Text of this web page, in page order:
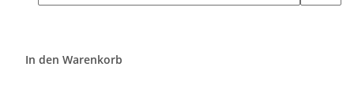
In den Warenkorb